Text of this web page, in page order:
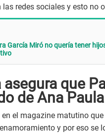
redes sociales y esto no
García Miró no quería tener
asegura que
de Ana
el magazine matutino
y por eso se